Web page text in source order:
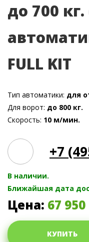
до 700
FULL KIT
Тип автоматики: для
Для ворот: до 800 кг.
Скорость: 10 м/мин.
+7
В наличии.
Ближайшая дата
Цена: 67 950
КУПИТЬ